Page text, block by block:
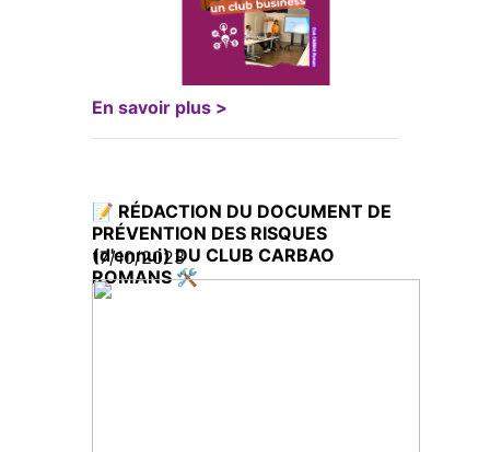
En savoir plus >
📝 RÉDACTION DU DOCUMENT DE
PRÉVENTION DES RISQUES
(d'ennui) DU CLUB CARBAO
ROMANS 🛠️
17/10/2023